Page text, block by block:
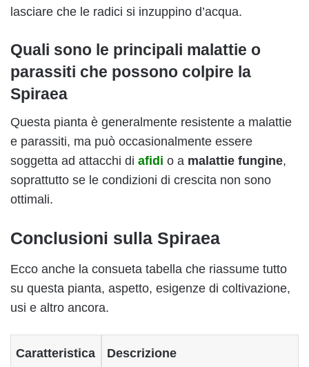
lasciare che le radici si inzuppino d’acqua.
Quali sono le principali malattie o
parassiti che possono colpire la
Spiraea
Questa pianta è generalmente resistente a malattie
e parassiti, ma può occasionalmente essere
soggetta ad attacchi di afidi o a malattie fungine,
soprattutto se le condizioni di crescita non sono
ottimali.
Conclusioni sulla Spiraea
Ecco anche la consueta tabella che riassume tutto
su questa pianta, aspetto, esigenze di coltivazione,
usi e altro ancora.
Caratteristica Descrizione